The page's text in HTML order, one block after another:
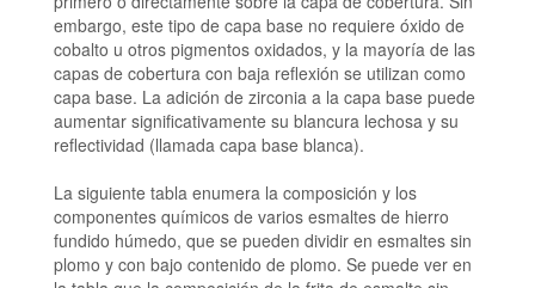
embargo, este tipo de capa base no requiere óxido de
cobalto u otros pigmentos oxidados, y la mayoría de las
capas de cobertura con baja reflexión se utilizan como
capa base. La adición de zirconia a la capa base puede
aumentar significativamente su blancura lechosa y su
reflectividad (llamada capa base blanca).
La siguiente tabla enumera la composición y los
componentes químicos de varios esmaltes de hierro
fundido húmedo, que se pueden dividir en esmaltes sin
plomo y con bajo contenido de plomo. Se puede ver en